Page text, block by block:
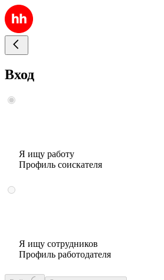
Вход
Я ищу работу
Профиль соискателя
Я ищу сотрудников
Профиль работодателя